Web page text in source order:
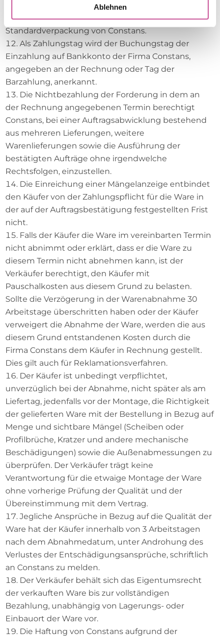
Ablehnen
Vereinbarungen gilt die im Vertrag bestimmte
Versandweise oder Abnahme der Ware, in
Standardverpackung von Constans.
Als Zahlungstag wird der Buchungstag der
Einzahlung auf Bankkonto der Firma Constans,
angegeben an der Rechnung oder Tag der
Barzahlung, anerkannt.
Die Nichtbezahlung der Forderung in dem an
der Rechnung angegebenen Termin berechtigt
Constans, bei einer Auftragsabwicklung bestehend
aus mehreren Lieferungen, weitere
Warenlieferungen sowie die Ausführung der
bestätigten Aufträge ohne irgendwelche
Rechtsfolgen, einzustellen.
Die Einreichung einer Mängelanzeige entbindet
den Käufer von der Zahlungspflicht für die Ware in
der auf der Auftragsbestätigung festgestellten Frist
nicht.
Falls der Käufer die Ware im vereinbarten Termin
nicht abnimmt oder erklärt, dass er die Ware zu
diesem Termin nicht abnehmen kann, ist der
Verkäufer berechtigt, den Käufer mit
Pauschalkosten aus diesem Grund zu belasten.
Sollte die Verzögerung in der Warenabnahme 30
Arbeitstage überschritten haben oder der Käufer
verweigert die Abnahme der Ware, werden die aus
diesem Grund entstandenen Kosten durch die
Firma Constans dem Käufer in Rechnung gestellt.
Dies gilt auch für Reklamationsverfahren.
Der Käufer ist unbedingt verpflichtet,
unverzüglich bei der Abnahme, nicht später als am
Liefertag, jedenfalls vor der Montage, die Richtigkeit
der gelieferten Ware mit der Bestellung in Bezug auf
Menge und sichtbare Mängel (Scheiben oder
Profilbrüche, Kratzer und andere mechanische
Beschädigungen) sowie die Außenabmessungen zu
überprüfen. Der Verkäufer trägt keine
Verantwortung für die etwaige Montage der Ware
ohne vorherige Prüfung der Qualität und der
Übereinstimmung mit dem Vertrag.
Jegliche Ansprüche in Bezug auf die Qualität der
Ware hat der Käufer innerhalb von 3 Arbeitstagen
nach dem Abnahmedatum, unter Androhung des
Verlustes der Entschädigungsansprüche, schriftlich
an Constans zu melden.
Der Verkäufer behält sich das Eigentumsrecht
der verkauften Ware bis zur vollständigen
Bezahlung, unabhängig von Lagerungs- oder
Einbauort der Ware vor.
Die Haftung von Constans aufgrund der